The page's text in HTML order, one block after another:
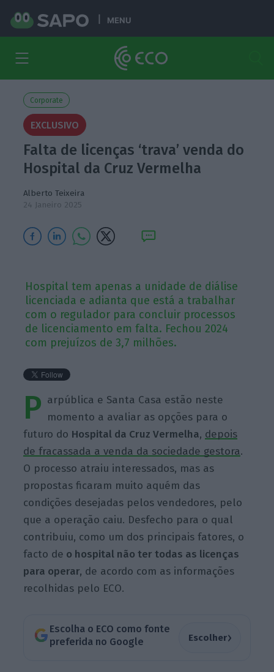
MENU
Corporate
EXCLUSIVO
Falta de licenças ‘trava’ venda do
Hospital da Cruz Vermelha
Alberto Teixeira
24 Janeiro 2025
Hospital tem apenas a unidade de diálise
licenciada e adianta que está a trabalhar
com o regulador para concluir processos
de licenciamento em falta. Fechou 2024
com prejuízos de 3,7 milhões.
P arpública e Santa Casa estão neste
momento a avaliar as opções para o
futuro do Hospital da Cruz Vermelha, depois
de fracassada a venda da sociedade gestora.
O processo atraiu interessados, mas as
propostas ficaram muito aquém das
condições desejadas pelos vendedores, pelo
que a operação caiu. Desfecho para o qual
contribuiu, como um dos principais fatores, o
facto de o hospital não ter todas as licenças
para operar, de acordo com as informações
recolhidas pelo ECO.
Escolha o ECO como fonte
preferida no Google
Escolher›